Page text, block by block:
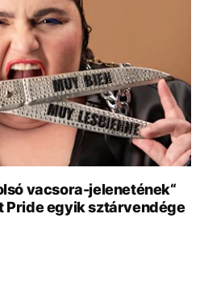
UTAZÁS
DESIGN
ARCOK
TÖRTÉNETEK
vacsora-jelenetének“
Pride egyik sztárvendége